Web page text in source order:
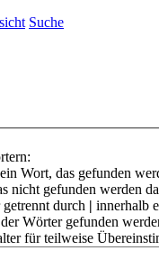
Suche
Wort, das gefunden
nicht gefunden werden
durch | innerhalb
Wörter gefunden
für teilweise